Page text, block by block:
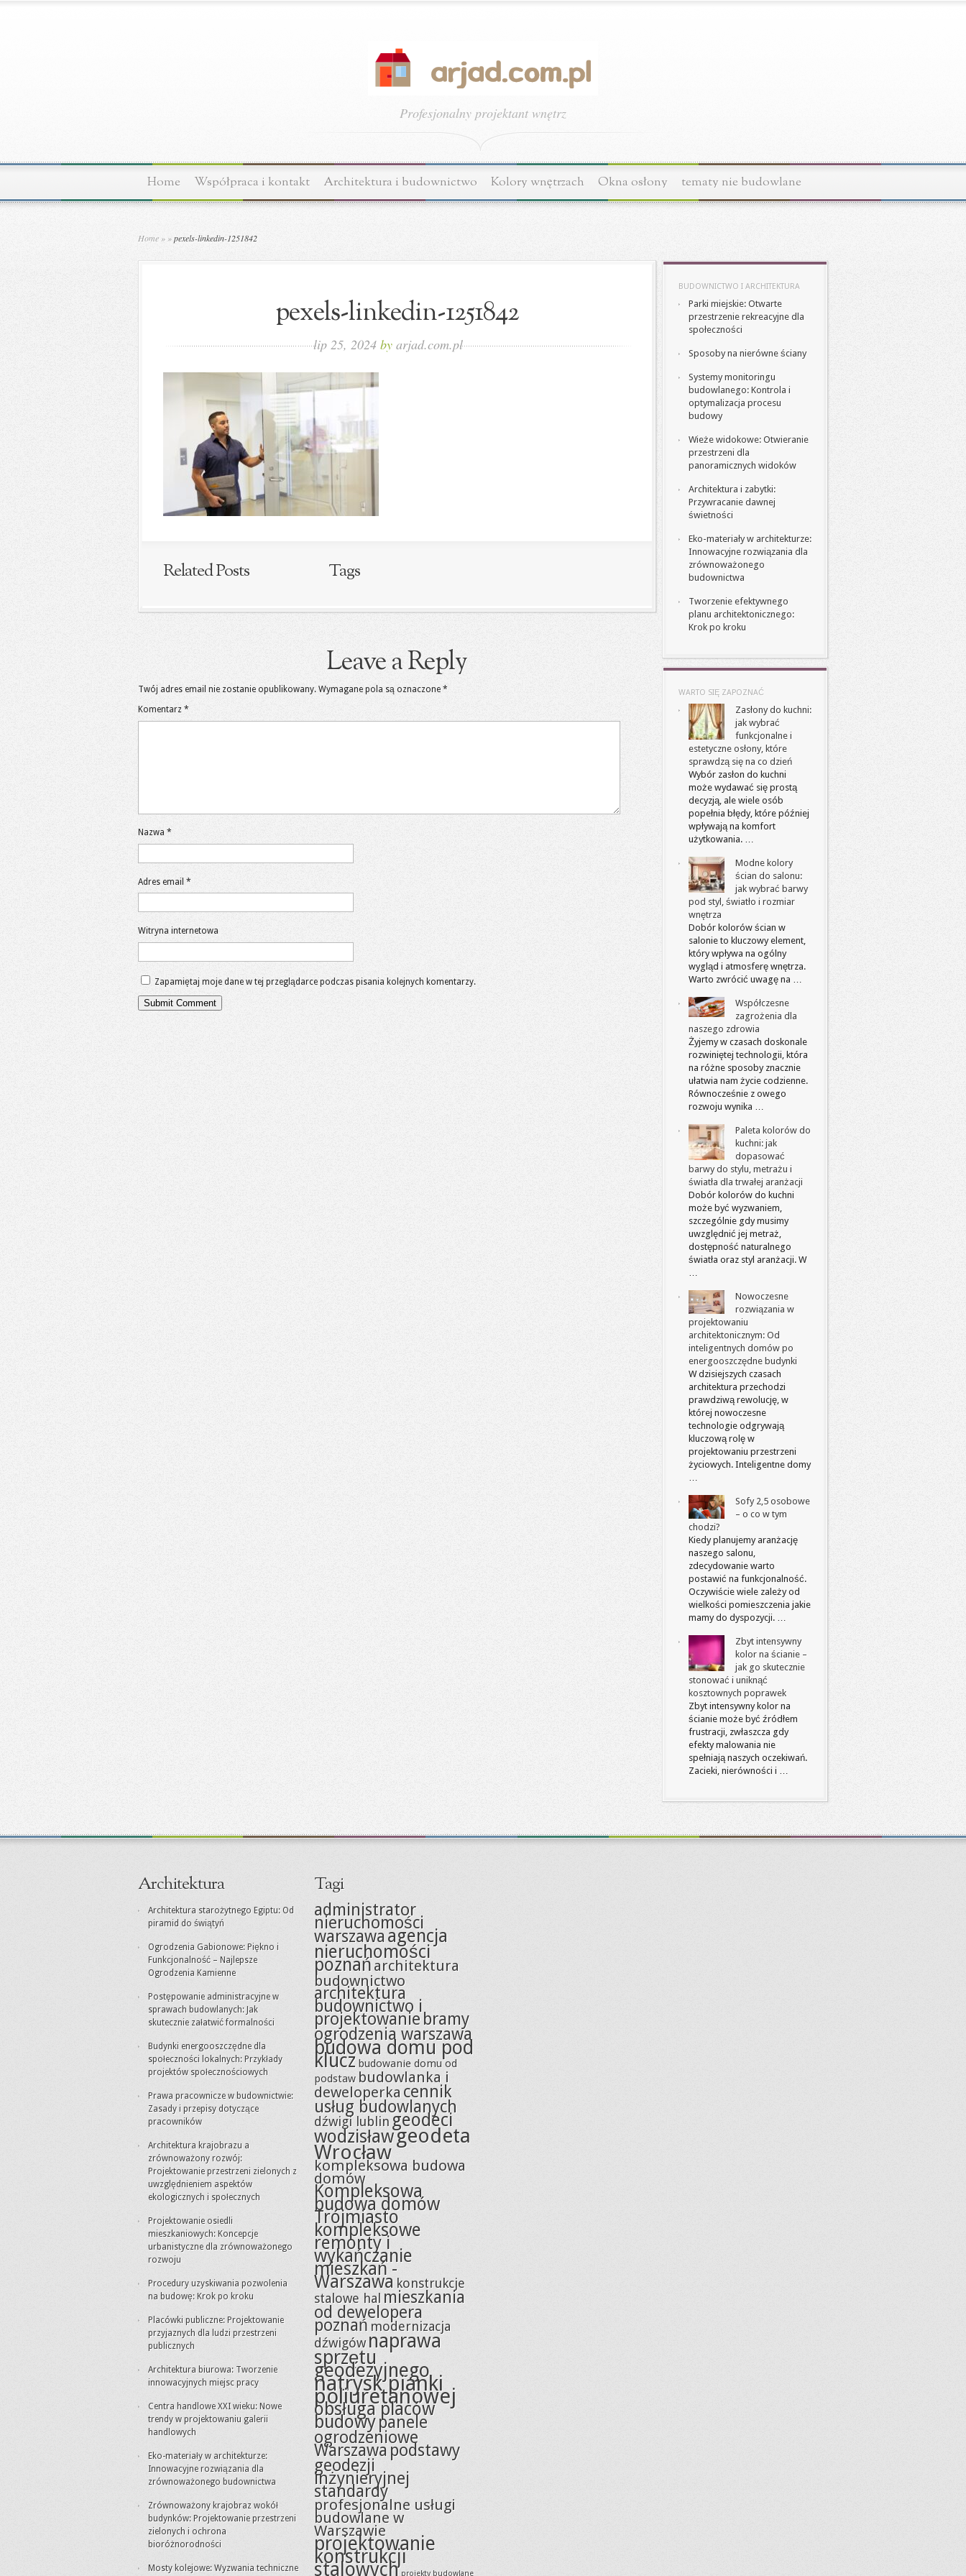
Profesjonalny projektant wnętrz
Home Współpraca i kontakt Architektura i budownictwo Kolory wnętrzach Okna osłony tematy nie budowlane
Home » »pexels-linkedin-1251842
pexels-linkedin-1251842
lip 25, 2024 by arjad.com.pl
Related Posts Tags
Leave a Reply
Twój adres email nie zostanie opublikowany. Wymagane pola są oznaczone *
Komentarz *
Nazwa *
Adres email *
Witryna internetowa
Zapamiętaj moje dane w tej przeglądarce podczas pisania kolejnych komentarzy.
BUDOWNICTWO I ARCHITEKTURA
Parki miejskie: Otwarte
przestrzenie rekreacyjne dla
społeczności
Sposoby na nierówne ściany
Systemy monitoringu
budowlanego: Kontrola i
optymalizacja procesu
budowy
Wieże widokowe: Otwieranie
przestrzeni dla
panoramicznych widoków
Architektura i zabytki:
Przywracanie dawnej
świetności
Eko-materiały w architekturze:
Innowacyjne rozwiązania dla
zrównoważonego
budownictwa
Tworzenie efektywnego
planu architektonicznego:
Krok po kroku
WARTO SIĘ ZAPOZNAĆ
Zasłony do kuchni:
jak wybrać
funkcjonalne i
estetyczne osłony, które
sprawdzą się na co dzień
Wybór zasłon do kuchni
może wydawać się prostą
decyzją, ale wiele osób
popełnia błędy, które później
wpływają na komfort
użytkowania. …
Modne kolory
ścian do salonu:
jak wybrać barwy
pod styl, światło i rozmiar
wnętrza
Dobór kolorów ścian w
salonie to kluczowy element,
który wpływa na ogólny
wygląd i atmosferę wnętrza.
Warto zwrócić uwagę na …
Współczesne
zagrożenia dla
naszego zdrowia
Żyjemy w czasach doskonale
rozwiniętej technologii, która
na różne sposoby znacznie
ułatwia nam życie codzienne.
Równocześnie z owego
rozwoju wynika …
Paleta kolorów do
kuchni: jak
dopasować
barwy do stylu, metrażu i
światła dla trwałej aranżacji
Dobór kolorów do kuchni
może być wyzwaniem,
szczególnie gdy musimy
uwzględnić jej metraż,
dostępność naturalnego
światła oraz styl aranżacji. W
…
Nowoczesne
rozwiązania w
projektowaniu
architektonicznym: Od
inteligentnych domów po
energooszczędne budynki
W dzisiejszych czasach
architektura przechodzi
prawdziwą rewolucję, w
której nowoczesne
technologie odgrywają
kluczową rolę w
projektowaniu przestrzeni
życiowych. Inteligentne domy
…
Sofy 2,5 osobowe
– o co w tym
chodzi?
Kiedy planujemy aranżację
naszego salonu,
zdecydowanie warto
postawić na funkcjonalność.
Oczywiście wiele zależy od
wielkości pomieszczenia jakie
mamy do dyspozycji. …
Zbyt intensywny
kolor na ścianie –
jak go skutecznie
stonować i uniknąć
kosztownych poprawek
Zbyt intensywny kolor na
ścianie może być źródłem
frustracji, zwłaszcza gdy
efekty malowania nie
spełniają naszych oczekiwań.
Zacieki, nierówności i …
Architektura
Architektura starożytnego Egiptu: Od
piramid do świątyń
Ogrodzenia Gabionowe: Piękno i
Funkcjonalność – Najlepsze
Ogrodzenia Kamienne
Postępowanie administracyjne w
sprawach budowlanych: Jak
skutecznie załatwić formalności
Budynki energooszczędne dla
społeczności lokalnych: Przykłady
projektów społecznościowych
Prawa pracownicze w budownictwie:
Zasady i przepisy dotyczące
pracowników
Architektura krajobrazu a
zrównoważony rozwój:
Projektowanie przestrzeni zielonych z
uwzględnieniem aspektów
ekologicznych i społecznych
Projektowanie osiedli
mieszkaniowych: Koncepcje
urbanistyczne dla zrównoważonego
rozwoju
Procedury uzyskiwania pozwolenia
na budowę: Krok po kroku
Placówki publiczne: Projektowanie
przyjaznych dla ludzi przestrzeni
publicznych
Architektura biurowa: Tworzenie
innowacyjnych miejsc pracy
Centra handlowe XXI wieku: Nowe
trendy w projektowaniu galerii
handlowych
Eko-materiały w architekturze:
Innowacyjne rozwiązania dla
zrównoważonego budownictwa
Zrównoważony krajobraz wokół
budynków: Projektowanie przestrzeni
zielonych i ochrona
bioróżnorodności
Mosty kolejowe: Wyzwania techniczne
Tagi
administrator
nieruchomości
warszawaagencja
nieruchomości
poznańarchitektura
budownictwo
architektura
budownictwo i
projektowanie bramy
ogrodzenia warszawa
budowa domu pod
klucz budowanie domu od
podstaw budowlanka i
deweloperka cennik
usług budowlanych
dźwigi lublingeodeci
wodzisławgeodeta
Wrocław
kompleksowa budowa
domów
Kompleksowa
budowa domów
Trójmiasto
kompleksowe
remonty i
wykańczanie
mieszkań -
Warszawa konstrukcje
stalowe hal mieszkania
od dewelopera
poznań modernizacja
dźwigów naprawa
sprzętu
geodezyjnego
natrysk pianki
poliuretanowej
obsługa placów
budowypanele
ogrodzeniowe
Warszawa podstawy
geodezji
inżynieryjnej
standardy
profesjonalne usługi
budowlane w
Warszawie
projektowanie
konstrukcji
stalowych projekty budowlane